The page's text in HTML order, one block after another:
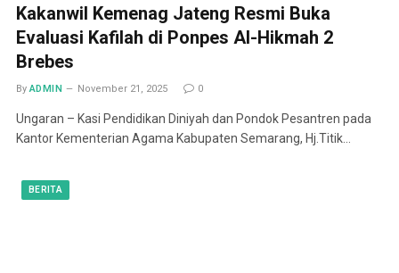
Kakanwil Kemenag Jateng Resmi Buka
Evaluasi Kafilah di Ponpes Al-Hikmah 2
Brebes
By ADMIN November 21, 2025 0
Ungaran – Kasi Pendidikan Diniyah dan Pondok Pesantren pada
Kantor Kementerian Agama Kabupaten Semarang, Hj.Titik…
BERITA